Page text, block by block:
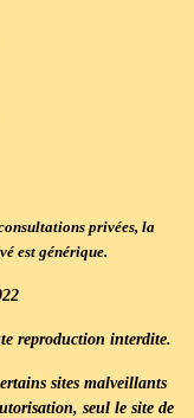
privées, la
est générique.
reproduction interdite.
sites malveillants
seul le site de